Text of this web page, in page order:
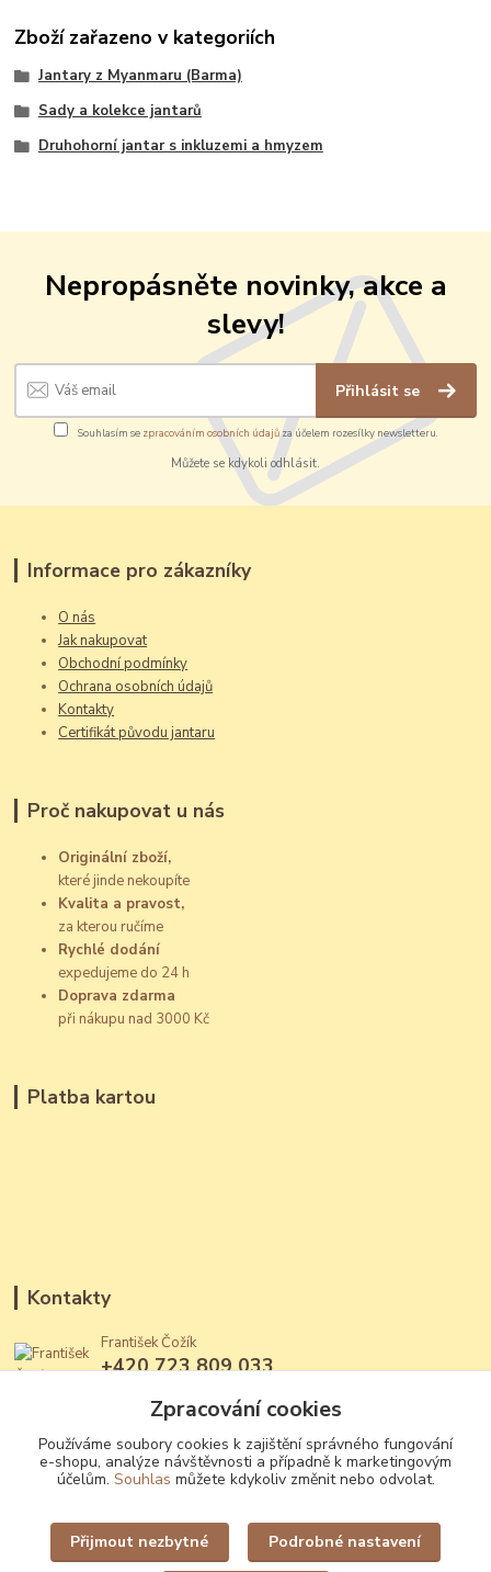
Zboží zařazeno v kategoriích
Jantary z Myanmaru (Barma)
Sady a kolekce jantarů
Druhohorní jantar s inkluzemi a hmyzem
Nepropásněte novinky, akce a
slevy!
Přihlásit se
Souhlasím se zpracováním osobních údajůza účelem rozesílky newsletteru.
Můžete se kdykoli odhlásit.
Informace pro zákazníky
O nás
Jak nakupovat
Obchodní podmínky
Ochrana osobních údajů
Kontakty
Certifikát původu jantaru
Proč nakupovat u nás
Originální zboží,
které jinde nekoupíte
Kvalita a pravost,
za kterou ručíme
Rychlé dodání
expedujeme do 24 h
Doprava zdarma
při nákupu nad 3000 Kč
Platba kartou
Kontakty
František Čožík
+420 723 809 033
Zpracování cookies
Používáme soubory cookies k zajištění správného fungování
e-shopu, analýze návštěvnosti a případně k marketingovým
účelům. Souhlas můžete kdykoliv změnit nebo odvolat.
Přijmout nezbytné Podrobné nastavení